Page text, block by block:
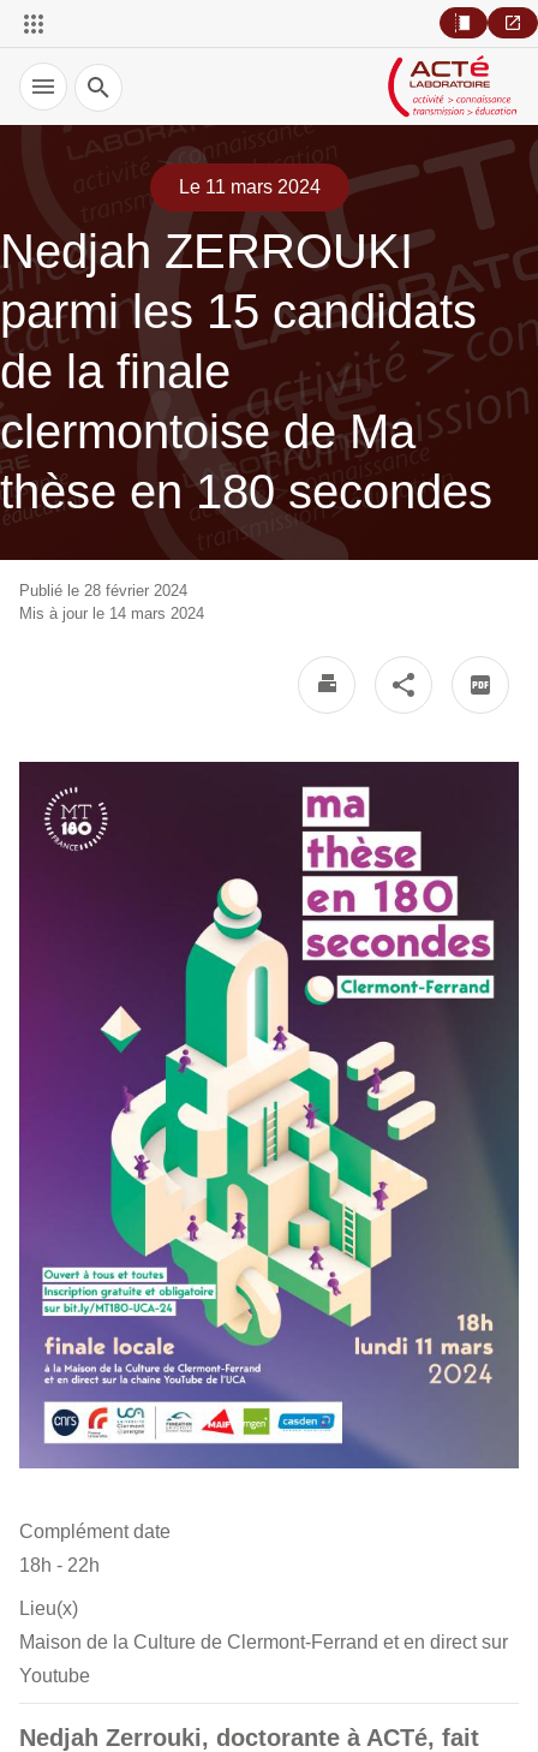
Recherche
Le 11 mars 2024
Nedjah ZERROUKI
parmi les 15 candidats
de la finale
clermontoise de Ma
thèse en 180 secondes
Publié le 28 février 2024
Mis à jour le 14 mars 2024
Complément date
18h - 22h
Lieu(x)
Maison de la Culture de Clermont-Ferrand et en direct sur
Youtube
Nedjah Zerrouki, doctorante à ACTé, fait